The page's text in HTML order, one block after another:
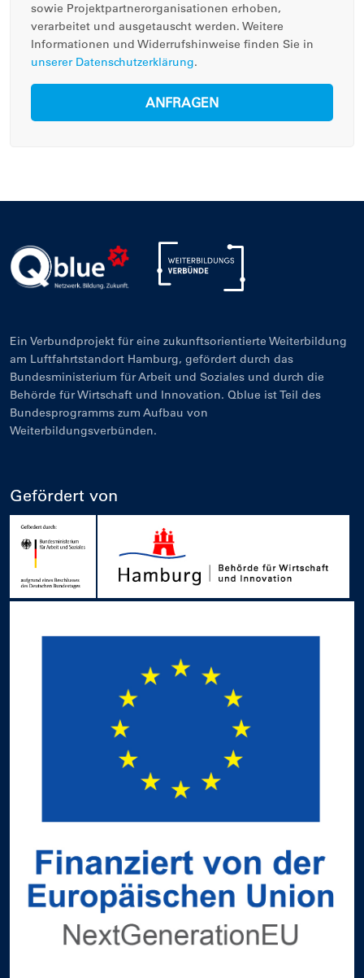
sowie Projektpartnerorganisationen erhoben,
verarbeitet und ausgetauscht werden. Weitere
Informationen und Widerrufshinweise finden Sie in
unserer Datenschutzerklärung.
ANFRAGEN
Ein Verbundprojekt für eine zukunftsorientierte Weiterbildung
am Luftfahrtstandort Hamburg, gefördert durch das
Bundesministerium für Arbeit und Soziales und durch die
Behörde für Wirtschaft und Innovation. Qblue ist Teil des
Bundesprogramms zum Aufbau von
Weiterbildungsverbünden.
Gefördert von